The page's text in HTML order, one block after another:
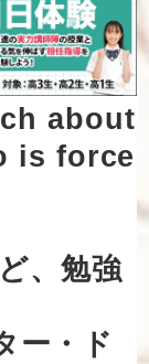
about
is force
、勉強
ー・ド